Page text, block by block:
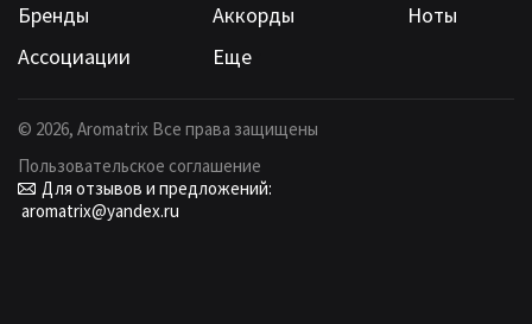
Бренды
Аккорды
Ноты
Ассоциации
Еще
© 2026, Aromatrix Все права защищены
Пользовательское соглашение
Для отзывов и предложений:
aromatrix@yandex.ru